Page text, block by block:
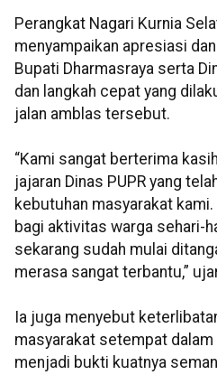
Perangkat Nagari Kurnia
menyampaikan apresiasi
Bupati Dharmasraya serta
dan langkah cepat yang
jalan amblas tersebut.
“Kami sangat berterima
jajaran Dinas PUPR yang
kebutuhan masyarakat
bagi aktivitas warga sehari-
sekarang sudah mulai
merasa sangat terbantu,”
Ia juga menyebut
masyarakat setempat
menjadi bukti kuatnya